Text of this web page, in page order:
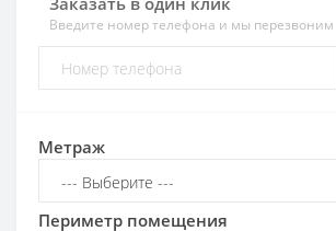
Введите номер телефона и мы перезвоним
Метраж
Периметр помещения